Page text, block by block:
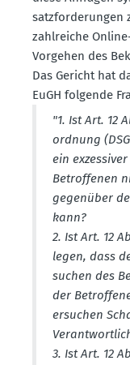
satz­for­de­rungen
zahlreiche
Vorgehen des
Das Gericht hat
EuGH folgende
"1. Ist Art. 12
ordnung
ein
Betrof­fenen
gegenüber
kann?
2. Ist Art. 12
legen, dass
suchen des
der
er­suchen
3. Ist Art. 12